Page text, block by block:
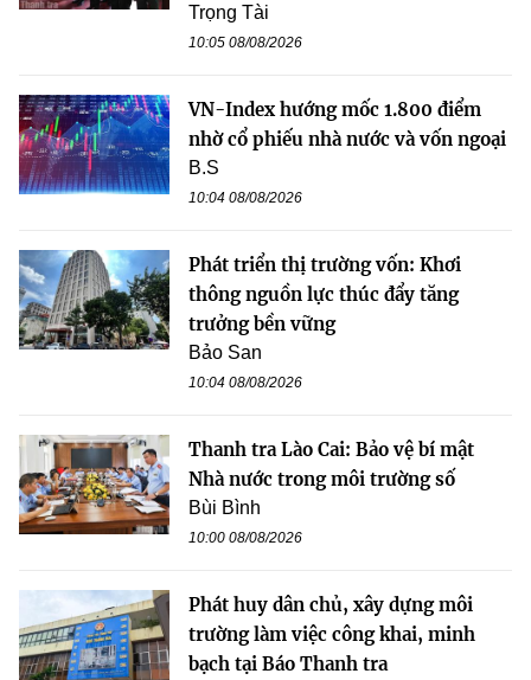
Trọng Tài
10:05 08/08/2026
VN-Index hướng mốc 1.800 điểm
nhờ cổ phiếu nhà nước và vốn ngoại
B.S
10:04 08/08/2026
Phát triển thị trường vốn: Khơi
thông nguồn lực thúc đẩy tăng
trưởng bền vững
Bảo San
10:04 08/08/2026
Thanh tra Lào Cai: Bảo vệ bí mật
Nhà nước trong môi trường số
Bùi Bình
10:00 08/08/2026
Phát huy dân chủ, xây dựng môi
trường làm việc công khai, minh
bạch tại Báo Thanh tra